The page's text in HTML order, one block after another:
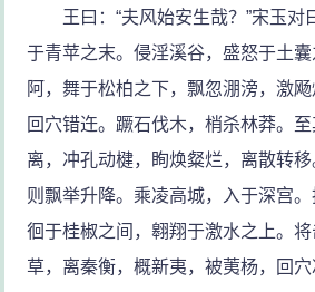
王曰：“夫风始安生哉？”宋玉对
于青苹之末。侵淫溪谷，盛怒于土
阿，舞于松柏之下，飘忽淜滂，激飏
回穴错迕。蹶石伐木，梢杀林莽。
离，冲孔动楗，眴焕粲烂，离散转移
则飘举升降。乘凌高城，入于深宫
徊于桂椒之间，翱翔于激水之上。
草，离秦衡，概新夷，被荑杨，回穴